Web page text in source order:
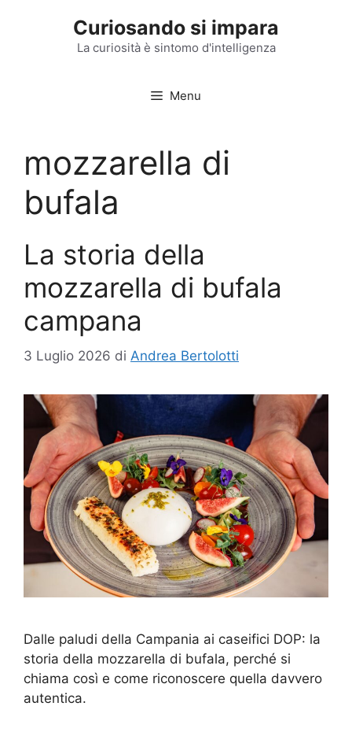
Curiosando si impara
La curiosità è sintomo d'intelligenza
Menu
mozzarella di
bufala
La storia della
mozzarella di bufala
campana
3 Luglio 2026 di Andrea Bertolotti
Dalle paludi della Campania ai caseifici DOP: la
storia della mozzarella di bufala, perché si
chiama così e come riconoscere quella davvero
autentica.